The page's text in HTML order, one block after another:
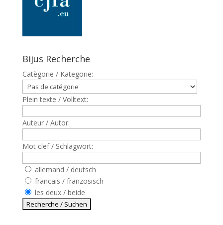
Bijus Recherche
Catègorie / Kategorie:
Plein texte / Volltext:
Auteur / Autor:
Mot clef / Schlagwort:
allemand / deutsch
francais / französisch
les deux / beide